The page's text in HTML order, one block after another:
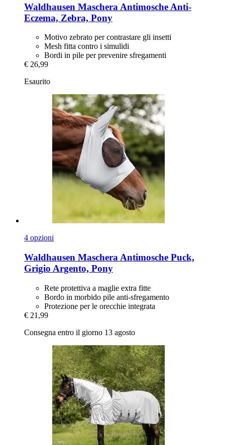
Waldhausen Maschera Antimosche Anti-​
Eczema, Zebra, Pony
Motivo zebrato per contrastare gli insetti
Mesh fitta contro i simulidi
Bordi in pile per prevenire sfregamenti
€ 26,99
Esaurito
4 opzioni
Waldhausen Maschera Antimosche Puck,
Grigio Argento, Pony
Rete protettiva a maglie extra fitte
Bordo in morbido pile anti-sfregamento
Protezione per le orecchie integrata
€ 21,99
Consegna entro il giorno 13 agosto